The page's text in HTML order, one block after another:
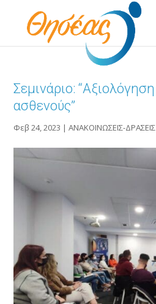
Σεμινάριο:
ασθενούς”
Φεβ 24, 2023 |ΑΝΑΚΟΙΝΩΣΕΙΣ-ΔΡΑΣΕΙΣ